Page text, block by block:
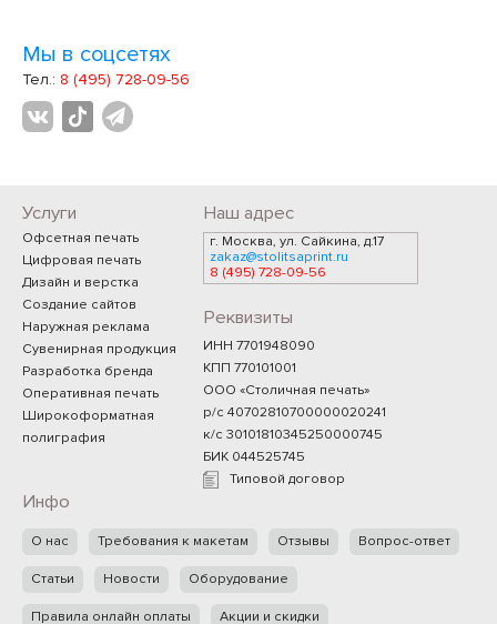
Мы в соцсетях
Тел.: 8 (495) 728-09-56
Услуги
Офсетная печать
Цифровая печать
Дизайн и верстка
Создание сайтов
Наружная реклама
Сувенирная продукция
Разработка бренда
Оперативная печать
Широкоформатная
полиграфия
Наш адрес
г. Москва, ул. Сайкина, д.17
zakaz@stolitsaprint.ru
8 (495) 728-09-56
Реквизиты
ИНН 7701948090
КПП 770101001
ООО «Столичная печать»
р/с 40702810700000020241
к/с 30101810345250000745
БИК 044525745
Типовой договор
Инфо
О нас Требования к макетам Отзывы Вопрос-ответ
Статьи Новости Оборудование
Правила онлайн оплаты Акции и скидки